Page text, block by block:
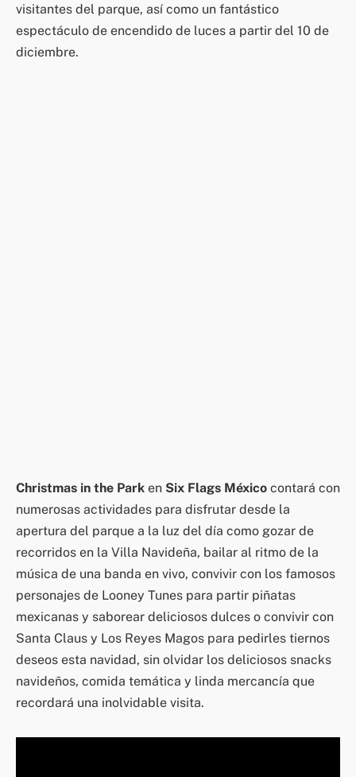
visitantes del parque, así como un fantástico
espectáculo de encendido de luces a partir del 10 de
diciembre.
Christmas in the Park en Six Flags México contará con
numerosas actividades para disfrutar desde la
apertura del parque a la luz del día como gozar de
recorridos en la Villa Navideña, bailar al ritmo de la
música de una banda en vivo, convivir con los famosos
personajes de Looney Tunes para partir piñatas
mexicanas y saborear deliciosos dulces o convivir con
Santa Claus y Los Reyes Magos para pedirles tiernos
deseos esta navidad, sin olvidar los deliciosos snacks
navideños, comida temática y linda mercancía que
recordará una inolvidable visita.